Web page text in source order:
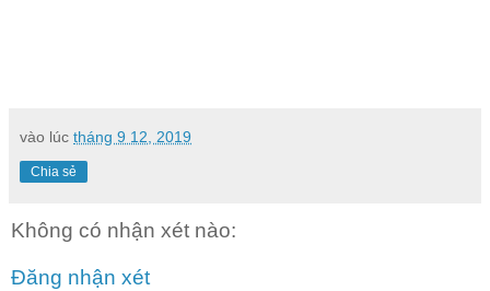
vào lúc tháng 9 12, 2019
Chia sẻ
Không có nhận xét nào:
Đăng nhận xét